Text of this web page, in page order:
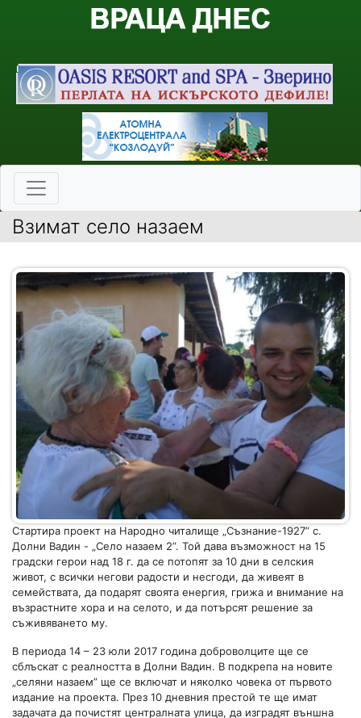
Взимат село назаем
Стартира проект на Народно читалище „Съзнание-1927” с.
Долни Вадин - „Село назаем 2”. Той дава възможност на 15
градски герои над 18 г. да се потопят за 10 дни в селския
живот, с всички негови радости и несгоди, да живеят в
семействата, да подарят своята енергия, грижа и внимание на
възрастните хора и на селото, и да потърсят решение за
съживяването му.
В периода 14 – 23 юли 2017 година доброволците ще се
сблъскат с реалността в Долни Вадин. В подкрепа на новите
„селяни назаем” ще се включат и няколко човека от първото
издание на проекта. През 10 дневния престой те ще имат
задачата да почистят централната улица, да изградят външна